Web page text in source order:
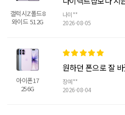
갤럭시Z폴드8
와이드 512G
나미**
2026-08-05
아이폰17
256G
원하던 폰으로 잘
장예**
2026-08-04